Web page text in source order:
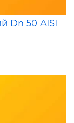
Dn 50 AISI